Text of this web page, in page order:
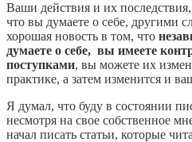
Ваши действия и их
что вы думаете о себе, другими
хорошая новость в том, что
думаете о себе, вы имеете
поступками, вы можете их
практике, а затем изменится и
Я думал, что буду в состоянии
несмотря на свое собственное
начал писать статьи, которые